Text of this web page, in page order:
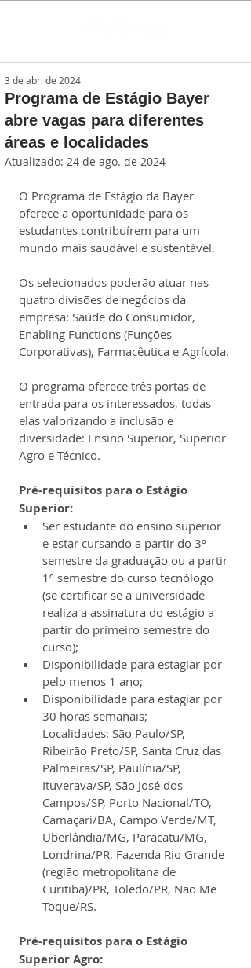
Programa de Estágio Bayer
abre vagas para diferentes
áreas e localidades
3 de abr. de 2024
Atualizado: 24 de ago. de 2024
O Programa de Estágio da Bayer
oferece a oportunidade para os
estudantes contribuírem para um
mundo mais saudável e sustentável.
Os selecionados poderão atuar nas
quatro divisões de negócios da
empresa: Saúde do Consumidor,
Enabling Functions (Funções
Corporativas), Farmacêutica e Agrícola.
O programa oferece três portas de
entrada para os interessados, todas
elas valorizando a inclusão e
diversidade: Ensino Superior, Superior
Agro e Técnico.
Pré-requisitos para o Estágio
Superior:
Ser estudante do ensino superior
e estar cursando a partir do 3º
semestre da graduação ou a partir
1º semestre do curso tecnólogo
(se certificar se a universidade
realiza a assinatura do estágio a
partir do primeiro semestre do
curso);
Disponibilidade para estagiar por
pelo menos 1 ano;
Disponibilidade para estagiar por
30 horas semanais;
Localidades: São Paulo/SP,
Ribeirão Preto/SP, Santa Cruz das
Palmeiras/SP, Paulínia/SP,
Ituverava/SP, São José dos
Campos/SP, Porto Nacional/TO,
Camaçari/BA, Campo Verde/MT,
Uberlândia/MG, Paracatu/MG,
Londrina/PR, Fazenda Rio Grande
(região metropolitana de
Curitiba)/PR, Toledo/PR, Não Me
Toque/RS.
Pré-requisitos para o Estágio
Superior Agro: